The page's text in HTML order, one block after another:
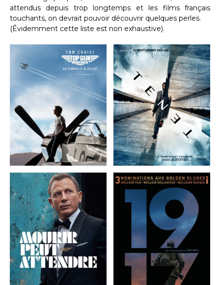
attendus depuis trop longtemps et les films français
touchants, on devrait pouvoir découvrir quelques perles.
(Évidemment cette liste est non exhaustive).